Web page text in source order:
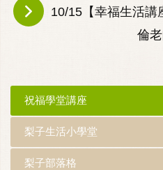
10/15【幸福生活講
倫
祝福學堂講座
梨子生活小學堂
梨子部落格